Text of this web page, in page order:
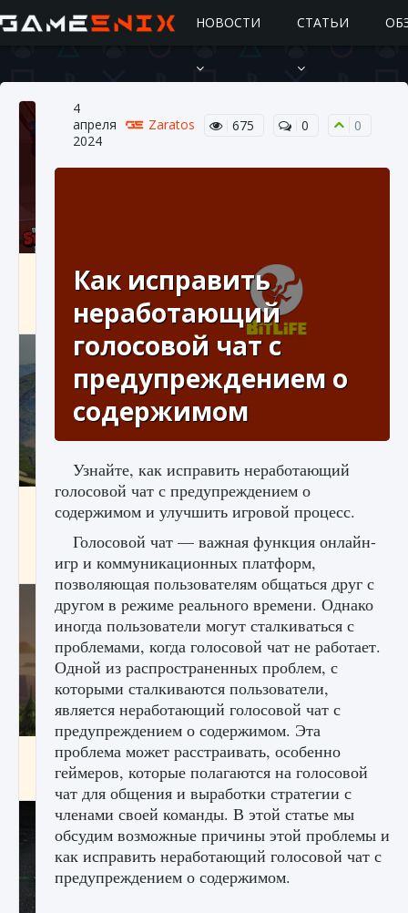
НОВОСТИ СТАТЬИ
Подробное руководство по получению
самоцветов Brawl Stars
10 августа 2024 2 685 0
Как исправить ошибку Palworld «Идет
сохранение мира — Невозможно начать
сохранение данных мира»
9 августа 2024 2 511 0 0
Как заработать медали лиги Clash of Clans
9 августа 2024 2 599 0 1
4
апреля
2024
Zaratos 675 0 0
Как исправить
неработающий
голосовой чат с
предупреждением о
содержимом
Узнайте, как исправить неработающий
голосовой чат с предупреждением о
содержимом и улучшить игровой процесс.
Голосовой чат — важная функция онлайн-
игр и коммуникационных платформ,
позволяющая пользователям общаться друг с
другом в режиме реального времени. Однако
иногда пользователи могут сталкиваться с
проблемами, когда голосовой чат не работает.
Одной из распространенных проблем, с
которыми сталкиваются пользователи,
является неработающий голосовой чат с
предупреждением о содержимом. Эта
проблема может расстраивать, особенно
геймеров, которые полагаются на голосовой
чат для общения и выработки стратегии с
членами своей команды. В этой статье мы
обсудим возможные причины этой проблемы и
как исправить неработающий голосовой чат с
предупреждением о содержимом.